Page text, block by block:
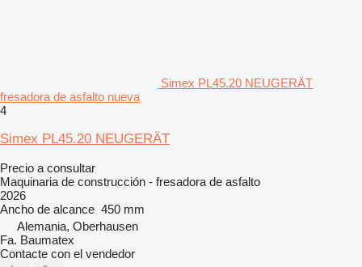
Simex PL45.20 NEUGERÄT
fresadora de asfalto nueva
4
Simex PL45.20 NEUGERÄT
Precio a consultar
Maquinaria de construcción - fresadora de asfalto
2026
Ancho de alcance 450 mm
Alemania, Oberhausen
Fa. Baumatex
Contacte con el vendedor